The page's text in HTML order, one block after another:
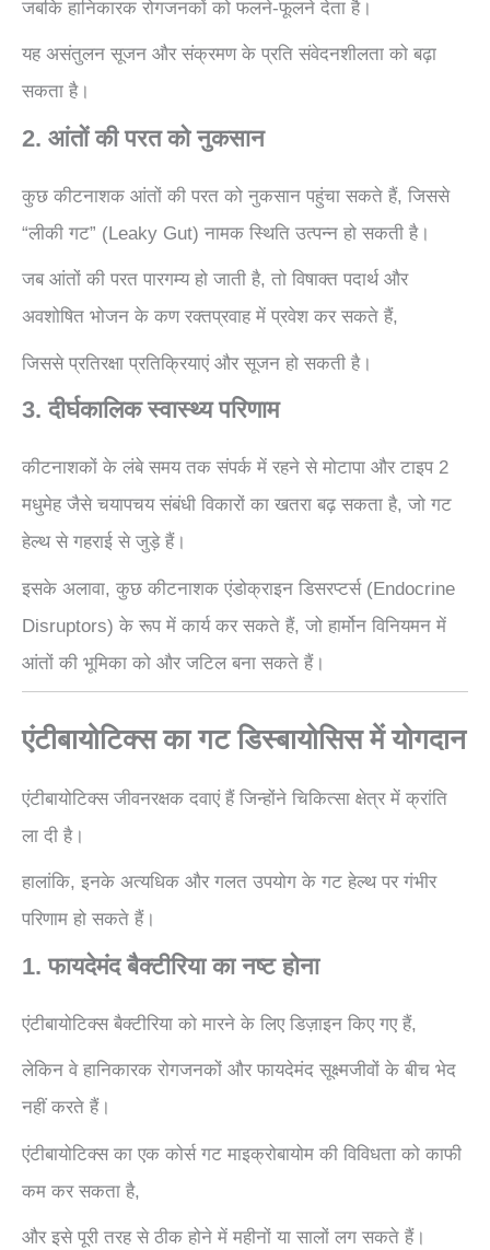
जबकि हानिकारक रोगजनकों को फलने-फूलने देता है।
यह असंतुलन सूजन और संक्रमण के प्रति संवेदनशीलता को बढ़ा
सकता है।
2. आंतों की परत को नुकसान
कुछ कीटनाशक आंतों की परत को नुकसान पहुंचा सकते हैं, जिससे
“लीकी गट” (Leaky Gut) नामक स्थिति उत्पन्न हो सकती है।
जब आंतों की परत पारगम्य हो जाती है, तो विषाक्त पदार्थ और
अवशोषित भोजन के कण रक्तप्रवाह में प्रवेश कर सकते हैं,
जिससे प्रतिरक्षा प्रतिक्रियाएं और सूजन हो सकती है।
3. दीर्घकालिक स्वास्थ्य परिणाम
कीटनाशकों के लंबे समय तक संपर्क में रहने से मोटापा और टाइप 2
मधुमेह जैसे चयापचय संबंधी विकारों का खतरा बढ़ सकता है, जो गट
हेल्थ से गहराई से जुड़े हैं।
इसके अलावा, कुछ कीटनाशक एंडोक्राइन डिसरप्टर्स (Endocrine
Disruptors) के रूप में कार्य कर सकते हैं, जो हार्मोन विनियमन में
आंतों की भूमिका को और जटिल बना सकते हैं।
एंटीबायोटिक्स का गट डिस्बायोसिस में योगदान
एंटीबायोटिक्स जीवनरक्षक दवाएं हैं जिन्होंने चिकित्सा क्षेत्र में क्रांति
ला दी है।
हालांकि, इनके अत्यधिक और गलत उपयोग के गट हेल्थ पर गंभीर
परिणाम हो सकते हैं।
1. फायदेमंद बैक्टीरिया का नष्ट होना
एंटीबायोटिक्स बैक्टीरिया को मारने के लिए डिज़ाइन किए गए हैं,
लेकिन वे हानिकारक रोगजनकों और फायदेमंद सूक्ष्मजीवों के बीच भेद
नहीं करते हैं।
एंटीबायोटिक्स का एक कोर्स गट माइक्रोबायोम की विविधता को काफी
कम कर सकता है,
और इसे पूरी तरह से ठीक होने में महीनों या सालों लग सकते हैं।